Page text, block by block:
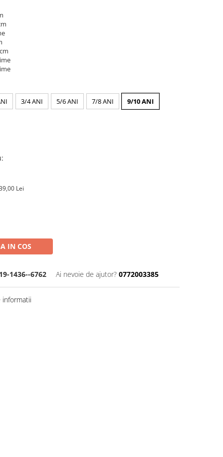
3/4 ANI 5/6 ANI 7/8 ANI 9/10 ANI
Lei
IN COS
1436--6762 Ai nevoie de ajutor? 0772003385
informatii